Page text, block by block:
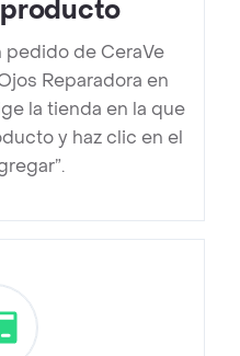
pedido de CeraVe
Reparadora en
la tienda en la que
y haz clic en el